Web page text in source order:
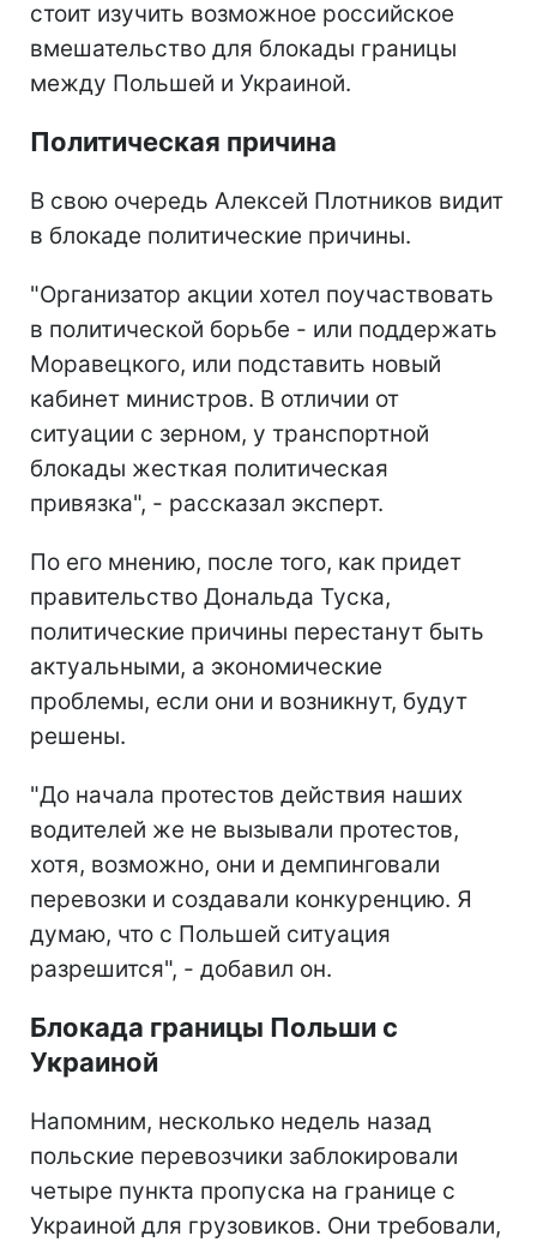
стоит изучить возможное российское
вмешательство для блокады границы
между Польшей и Украиной.
Политическая причина
В свою очередь Алексей Плотников видит
в блокаде политические причины.
"Организатор акции хотел поучаствовать
в политической борьбе - или поддержать
Моравецкого, или подставить новый
кабинет министров. В отличии от
ситуации с зерном, у транспортной
блокады жесткая политическая
привязка", - рассказал эксперт.
По его мнению, после того, как придет
правительство Дональда Туска,
политические причины перестанут быть
актуальными, а экономические
проблемы, если они и возникнут, будут
решены.
"До начала протестов действия наших
водителей же не вызывали протестов,
хотя, возможно, они и демпинговали
перевозки и создавали конкуренцию. Я
думаю, что с Польшей ситуация
разрешится", - добавил он.
Блокада границы Польши с
Украиной
Напомним, несколько недель назад
польские перевозчики заблокировали
четыре пункта пропуска на границе с
Украиной для грузовиков. Они требовали,